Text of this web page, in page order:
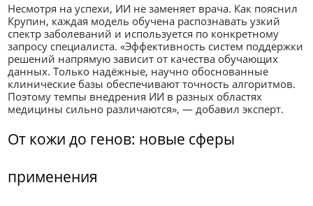
Несмотря на успехи, ИИ не заменяет врача. Как пояснил
Крупин, каждая модель обучена распознавать узкий
спектр заболеваний и используется по конкретному
запросу специалиста. «Эффективность систем поддержки
решений напрямую зависит от качества обучающих
данных. Только надёжные, научно обоснованные
клинические базы обеспечивают точность алгоритмов.
Поэтому темпы внедрения ИИ в разных областях
медицины сильно различаются», — добавил эксперт.
От кожи до генов: новые сферы
применения